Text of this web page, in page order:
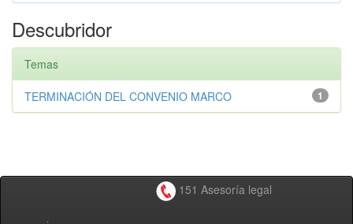
Descubridor
Temas
1
TERMINACIÓN DEL CONVENIO MARCO
151 Asesoría legal